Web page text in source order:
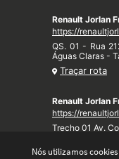
Nós utilizamos
Renault Jorlan
https://
QS. 01 - Rua
Águas Claras -
Traçar rota
Renault Jorlan
https://
Trecho 01 Av.
Traçar rota